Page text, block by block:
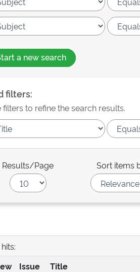
a new search
filters:
filters to refine the search results.
Results/Page Sort items
Issue
Title